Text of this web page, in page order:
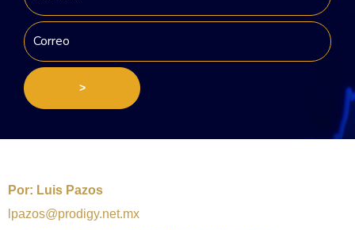
>
Por: Luis Pazos
lpazos@prodigy.net.mx